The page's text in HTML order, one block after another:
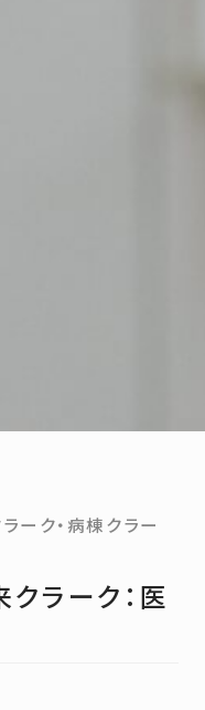
ーク・病棟クラー
ラーク：医